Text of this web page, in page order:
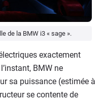
de la BMW i3 « sage ».
exactement
BMW ne
sa puissance (estimée à
se contente de